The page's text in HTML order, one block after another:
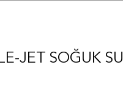
JET SOĞUK SU